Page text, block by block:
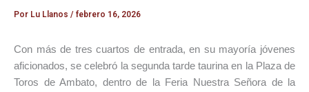
Por Lu Llanos / febrero 16, 2026
Con más de tres cuartos de entrada, en su mayoría jóvenes
aficionados, se celebró la segunda tarde taurina en la Plaza de
Toros de Ambato, dentro de la Feria Nuestra Señora de la